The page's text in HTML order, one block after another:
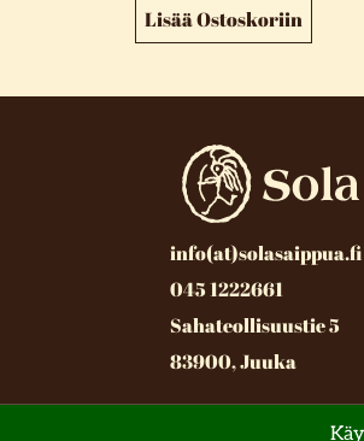
Lisää Ostoskoriin
info(at)solasaippua.fi
045 1222661
Sahateollisuustie 5
83900, Juuka